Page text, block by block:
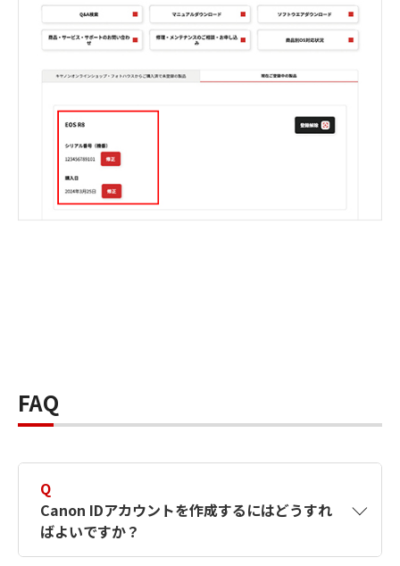
FAQ
Q
Canon IDアカウントを作成するにはどうすれ
ばよいですか？